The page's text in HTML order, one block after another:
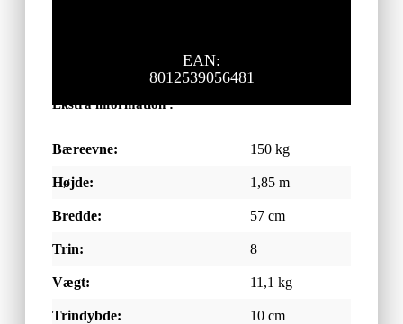
EAN:
8012539056481
Ekstra information :
Bæreevne: 150 kg
Højde: 1,85 m
Bredde: 57 cm
Trin: 8
Vægt: 11,1 kg
Trindybde: 10 cm